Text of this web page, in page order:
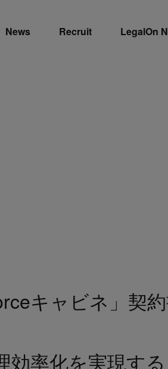
News Recruit LegalOn
キャビネ」契
効率化を実現する